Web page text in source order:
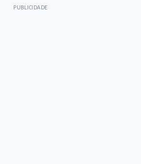
PUBLICIDADE